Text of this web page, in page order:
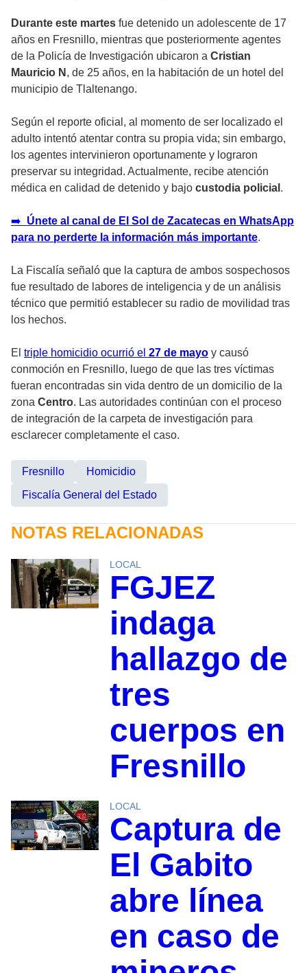
Durante este martes fue detenido un adolescente de 17
años en Fresnillo, mientras que posteriormente agentes
de la Policía de Investigación ubicaron a Cristian
Mauricio N , de 25 años, en la habitación de un hotel del
municipio de Tlaltenango.
Según el reporte oficial, al momento de ser localizado el
adulto intentó atentar contra su propia vida; sin embargo,
los agentes intervinieron oportunamente y lograron
preservar su integridad. Actualmente, recibe atención
médica en calidad de detenido y bajo custodia policial .
➡️ Únete al canal de El Sol de Zacatecas en WhatsApp
para no perderte la información más importante.
La Fiscalía señaló que la captura de ambos sospechosos
fue resultado de labores de inteligencia y de un análisis
técnico que permitió establecer su radio de movilidad tras
los hechos.
El triple homicidio ocurrió el 27 de mayo y causó
conmoción en Fresnillo, luego de que las tres víctimas
fueran encontradas sin vida dentro de un domicilio de la
zona Centro. Las autoridades continúan con el proceso
de integración de la carpeta de investigación para
esclarecer completamente el caso.
Fresnillo
Homicidio
Fiscalía General del Estado
NOTAS RELACIONADAS
LOCAL
FGJEZ
indaga
hallazgo de
tres
cuerpos en
Fresnillo
LOCAL
Captura de
El Gabito
abre línea
en caso de